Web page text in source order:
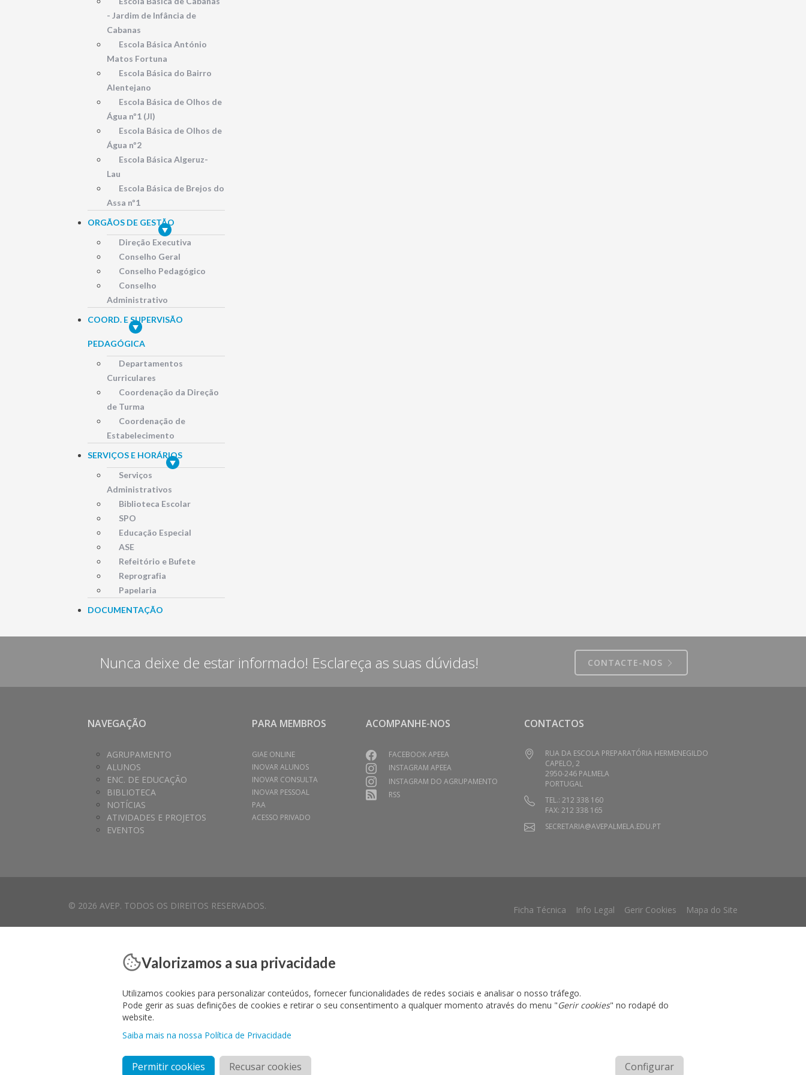
- Jardim de Infância de
Cabanas
Escola Básica António
Matos Fortuna
Escola Básica do Bairro
Alentejano
Escola Básica de Olhos de
Água nº1 (JI)
Escola Básica de Olhos de
Água nº2
Escola Básica Algeruz-
Lau
Escola Básica de Brejos do
Assa nº1
ORGÃOS DE GESTÃO
Direção Executiva
Conselho Geral
Conselho Pedagógico
Conselho
Administrativo
COORD. E SUPERVISÃO
PEDAGÓGICA
Departamentos
Curriculares
Coordenação da Direção
de Turma
Coordenação de
Estabelecimento
SERVIÇOS E HORÁRIOS
Serviços
Administrativos
Biblioteca Escolar
SPO
Educação Especial
ASE
Refeitório e Bufete
Reprografia
Papelaria
DOCUMENTAÇÃO
Nunca deixe de estar informado! Esclareça as suas dúvidas! CONTACTE-NOS
NAVEGAÇÃO
AGRUPAMENTO
ALUNOS
ENC. DE EDUCAÇÃO
BIBLIOTECA
NOTÍCIAS
ATIVIDADES E PROJETOS
EVENTOS
PARA MEMBROS
GIAE ONLINE
INOVAR ALUNOS
INOVAR CONSULTA
INOVAR PESSOAL
PAA
ACESSO PRIVADO
ACOMPANHE-NOS
FACEBOOK APEEA
INSTAGRAM APEEA
INSTAGRAM DO AGRUPAMENTO
RSS
CONTACTOS
RUA DA ESCOLA PREPARATÓRIA HERMENEGILDO
CAPELO, 2
2950-246 PALMELA
PORTUGAL
TEL.: 212 338 160
FAX: 212 338 165
SECRETARIA@AVEPALMELA.EDU.PT
© 2026 AVEP. TODOS OS DIREITOS RESERVADOS. Ficha Técnica Info Legal Gerir Cookies Mapa do Site
Valorizamos a sua privacidade
Utilizamos cookies para personalizar conteúdos, fornecer funcionalidades de redes sociais e analisar o nosso tráfego.
Pode gerir as suas definições de cookies e retirar o seu consentimento a qualquer momento através do menu "Gerir cookies" no rodapé do
website.
Saiba mais na nossa Política de Privacidade
Permitir cookies Recusar cookies Configurar